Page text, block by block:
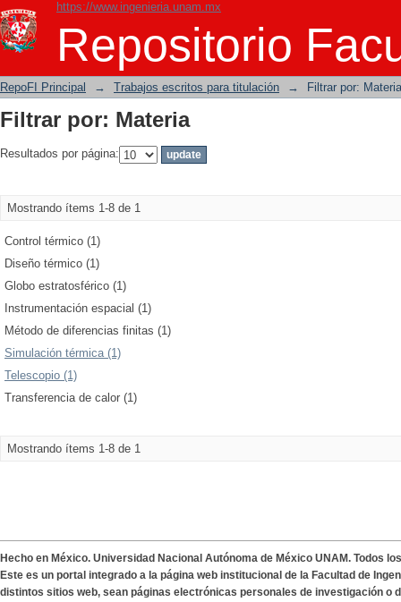
https://www.ingenieria.unam.mx
Repositorio
Filtrar por: Materia
RepoFI Principal → Trabajos escritos para titulación → Filtrar por: Materia
Filtrar por: Materia
Resultados por página:
Mostrando ítems 1-8 de 1
Control térmico (1)
Diseño térmico (1)
Globo estratosférico (1)
Instrumentación espacial (1)
Método de diferencias finitas (1)
Simulación térmica (1)
Telescopio (1)
Transferencia de calor (1)
Mostrando ítems 1-8 de 1
Hecho en México. Universidad Nacional Autónoma de México UNAM. Todos
Este es un portal integrado a la página web institucional de la Facultad de
distintos sitios web, sean páginas electrónicas personales de investigación o